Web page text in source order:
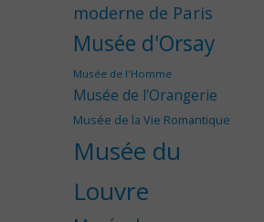
moderne de Paris
Musée d'Orsay
Musée de l'Homme
Musée de l'Orangerie
Musée de la Vie Romantique
Musée du
Louvre